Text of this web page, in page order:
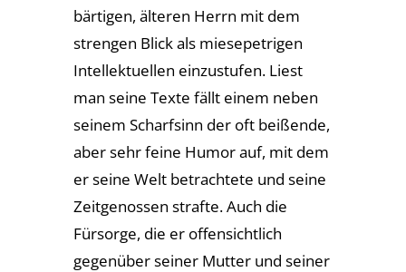
bärtigen, älteren Herrn mit dem
strengen Blick als miesepetrigen
Intellektuellen einzustufen. Liest
man seine Texte fällt einem neben
seinem Scharfsinn der oft beißende,
aber sehr feine Humor auf, mit dem
er seine Welt betrachtete und seine
Zeitgenossen strafte. Auch die
Fürsorge, die er offensichtlich
gegenüber seiner Mutter und seiner